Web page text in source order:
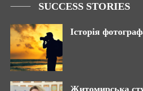
SUCCESS STORIES
Історія